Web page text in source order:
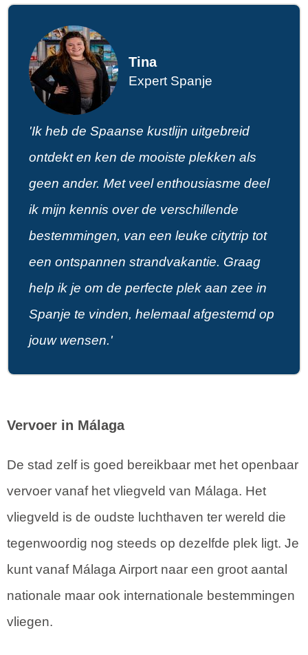
Tina
Expert Spanje
'Ik heb de Spaanse kustlijn uitgebreid
ontdekt en ken de mooiste plekken als
geen ander. Met veel enthousiasme deel
ik mijn kennis over de verschillende
bestemmingen, van een leuke citytrip tot
een ontspannen strandvakantie. Graag
help ik je om de perfecte plek aan zee in
Spanje te vinden, helemaal afgestemd op
jouw wensen.'
Vervoer in Málaga
De stad zelf is goed bereikbaar met het openbaar
vervoer vanaf het vliegveld van Málaga. Het
vliegveld is de oudste luchthaven ter wereld die
tegenwoordig nog steeds op dezelfde plek ligt. Je
kunt vanaf Málaga Airport naar een groot aantal
nationale maar ook internationale bestemmingen
vliegen.